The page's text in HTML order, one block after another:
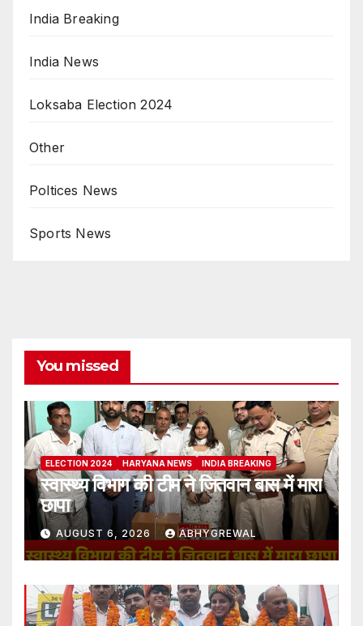
India Breaking
India News
Loksaba Election 2024
Other
Poltices News
Sports News
You missed
ELECTION 2024 HARYANA NEWS INDIA BREAKING
स्वास्थ्य विभाग की टीम ने जितवान बास में मारा
छापा
AUGUST 6, 2026 ABHYGREWAL